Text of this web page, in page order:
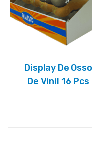
Display De Osso
De Vinil 16 Pcs